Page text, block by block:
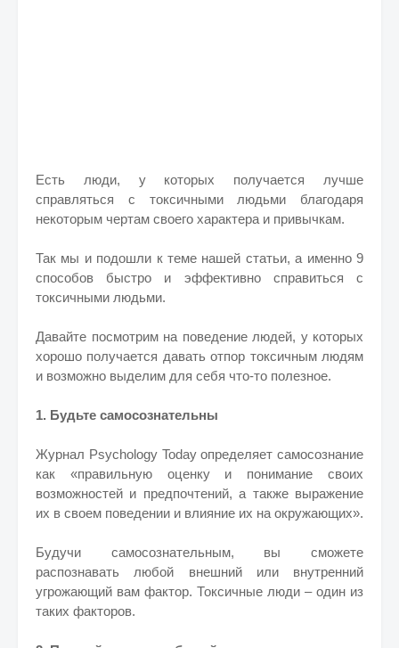
Есть люди, у которых получается лучше
справляться с токсичными людьми благодаря
некоторым чертам своего характера и привычкам.
Так мы и подошли к теме нашей статьи, а именно 9
способов быстро и эффективно справиться с
токсичными людьми.
Давайте посмотрим на поведение людей, у которых
хорошо получается давать отпор токсичным людям
и возможно выделим для себя что-то полезное.
1. Будьте самосознательны
Журнал Psychology Today определяет самосознание
как «правильную оценку и понимание своих
возможностей и предпочтений, а также выражение
их в своем поведении и влияние их на окружающих».
Будучи самосознательным, вы сможете
распознавать любой внешний или внутренний
угрожающий вам фактор. Токсичные люди – один из
таких факторов.